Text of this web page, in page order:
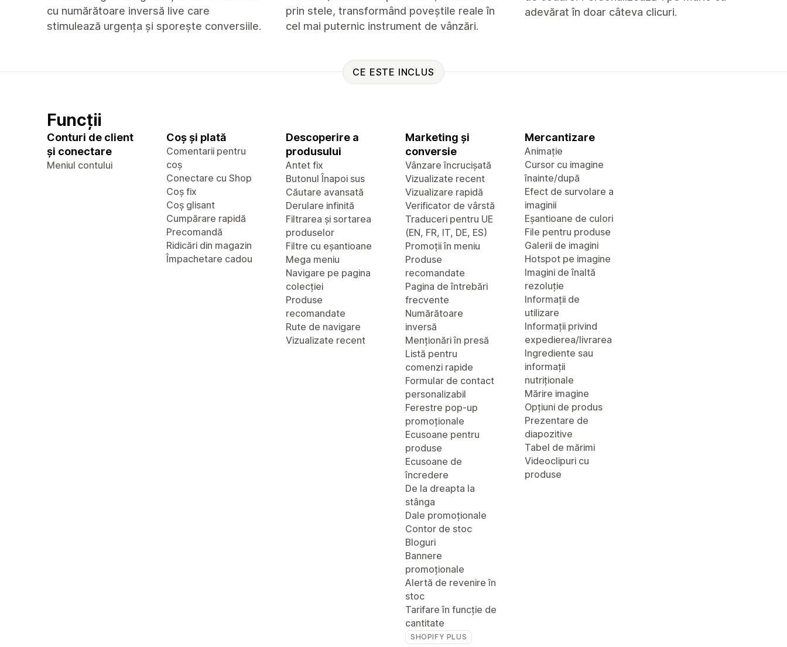
cu numărătoare inversă live care
stimulează urgența și sporește conversiile.
prin stele, transformând poveștile reale în
cel mai puternic instrument de vânzări.
adevărat în doar câteva clicuri.
CE ESTE INCLUS
Funcții
Conturi de client
și conectare
Meniul contului
Coș și plată
Comentarii pentru
coș
Conectare cu Shop
Coș fix
Coș glisant
Cumpărare rapidă
Precomandă
Ridicări din magazin
Împachetare cadou
Descoperire a
produsului
Antet fix
Butonul Înapoi sus
Căutare avansată
Derulare infinită
Filtrarea și sortarea
produselor
Filtre cu eșantioane
Mega meniu
Navigare pe pagina
colecției
Produse
recomandate
Rute de navigare
Vizualizate recent
Marketing și
conversie
Vânzare încrucișată
Vizualizate recent
Vizualizare rapidă
Verificator de vârstă
Traduceri pentru UE
(EN, FR, IT, DE, ES)
Promoții în meniu
Produse
recomandate
Pagina de întrebări
frecvente
Numărătoare
inversă
Menționări în presă
Listă pentru
comenzi rapide
Formular de contact
personalizabil
Ferestre pop-up
promoționale
Ecusoane pentru
produse
Ecusoane de
încredere
De la dreapta la
stânga
Dale promoționale
Contor de stoc
Bloguri
Bannere
promoționale
Alertă de revenire în
stoc
Tarifare în funcție de
cantitate
SHOPIFY PLUS
Mercantizare
Animație
Cursor cu imagine
înainte/după
Efect de survolare a
imaginii
Eșantioane de culori
File pentru produse
Galerii de imagini
Hotspot pe imagine
Imagini de înaltă
rezoluție
Informații de
utilizare
Informații privind
expedierea/livrarea
Ingrediente sau
informații
nutriționale
Mărire imagine
Opțiuni de produs
Prezentare de
diapozitive
Tabel de mărimi
Videoclipuri cu
produse